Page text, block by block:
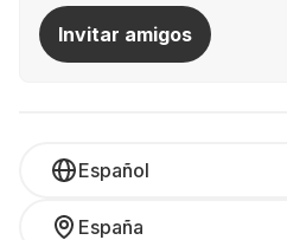
Invitar amigos
Español
España